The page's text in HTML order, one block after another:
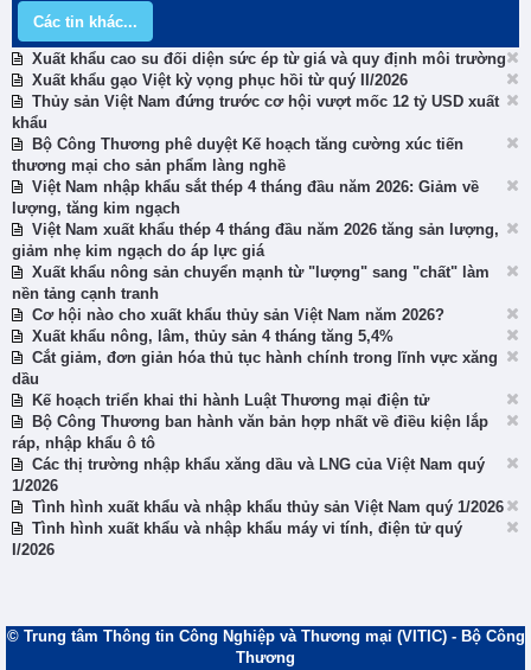
Các tin khác...
Xuất khẩu cao su đối diện sức ép từ giá và quy định môi trường
Xuất khẩu gạo Việt kỳ vọng phục hồi từ quý II/2026
Thủy sản Việt Nam đứng trước cơ hội vượt mốc 12 tỷ USD xuất
khẩu
Bộ Công Thương phê duyệt Kế hoạch tăng cường xúc tiến
thương mại cho sản phẩm làng nghề
Việt Nam nhập khẩu sắt thép 4 tháng đầu năm 2026: Giảm về
lượng, tăng kim ngạch
Việt Nam xuất khẩu thép 4 tháng đầu năm 2026 tăng sản lượng,
giảm nhẹ kim ngạch do áp lực giá
Xuất khẩu nông sản chuyển mạnh từ "lượng" sang "chất" làm
nền tảng cạnh tranh
Cơ hội nào cho xuất khẩu thủy sản Việt Nam năm 2026?
Xuất khẩu nông, lâm, thủy sản 4 tháng tăng 5,4%
Cắt giảm, đơn giản hóa thủ tục hành chính trong lĩnh vực xăng
dầu
Kế hoạch triển khai thi hành Luật Thương mại điện tử
Bộ Công Thương ban hành văn bản hợp nhất về điều kiện lắp
ráp, nhập khẩu ô tô
Các thị trường nhập khẩu xăng dầu và LNG của Việt Nam quý
1/2026
Tình hình xuất khẩu và nhập khẩu thủy sản Việt Nam quý 1/2026
Tình hình xuất khẩu và nhập khẩu máy vi tính, điện tử quý
I/2026
© Trung tâm Thông tin Công Nghiệp và Thương mại (VITIC) - Bộ Công
Thương